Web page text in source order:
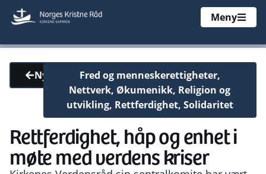
Meny
Nyheter Fred og menneskerettigheter,
Nettverk, Økumenikk, Religion og
utvikling, Rettferdighet, Solidaritet
Rettferdighet, håp og enhet i
møte med verdens kriser